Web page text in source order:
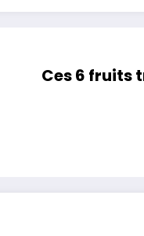
Ces 6 fruits